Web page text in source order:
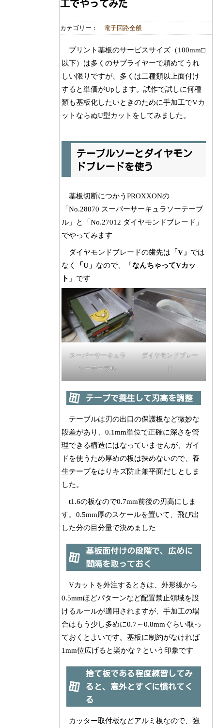
工でやってみた
カテゴリー： 電子回路全般
プリント基板のサービスサイズ（100mm□
以下）は多くのサプライヤーで頼めてうれ
しい限りですが、多くは二種類以上面付け
すると単価がUpします。試作で試しに何種
類も基板化したいときのために手加工でVカ
ットならぬU型カットをしてみました。
テーブルソーとダイヤモン
ドブレードを使う
基板切断につかうPROXXONの
「No.28070 スーパーサーキュラソーテーブ
ル」と「No.27012 ダイヤモンドブレード」
でやってみます
ダイヤモンドブレードの歯先は 「V」 では
なく
「U」 なので、「なんちゃってVカッ
ト 」です
スーパーサーキュラ
ソーテーブル
ダイヤモンドブレー
ド
テープで養生して刃高を調整
テーブルは刃の出口の保護板など微妙な
段差があり、0.1mm単位で正確に深さを管
理できる構造にはなっていませんが、ガイ
ドを使うため厚めの板は挟めないので、養
生テープをはりキズ防止兼平面だしとしま
した。
t1.6の板なので0.7mm前後の刃高にしま
す。0.5mm厚のスケールを置いて、飛び出
した分の目分量で決めました
基板面付けの段階で、広めに
間隔を取っておく
Vカットを外注するときは、外形線から
0.5mmほどパターンなど配置禁止領域を設
けるルールが適用されますが、手加工の場
合はもう少し多めに0.7～0.8mmぐらい取っ
ておくとよいです。基板に制約がなければ
1mm位広げると楽かな？という印象です
捨て板である程度練習してみ
ると、意外とすぐに慣れてく
る
カッター取付板などアルミ板なので、強